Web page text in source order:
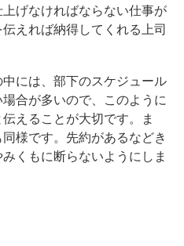
げなければならない仕事が
えれば納得してくれる上司
には、部下のスケジュール
合が多いので、このように
えることが大切です。ま
様です。先約があるなどき
くもに断らないようにしま